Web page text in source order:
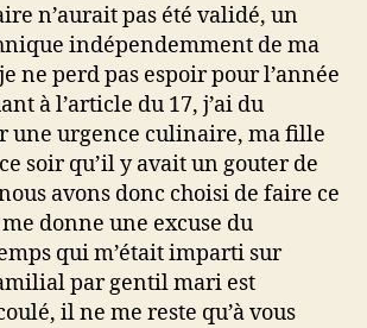
n’aurait pas été validé, un
indépendemment de ma
ne perd pas espoir pour l’année
à l’article du 17, j’ai du
une urgence culinaire, ma fille
soir qu’il y avait un gouter de
avons donc choisi de faire ce
donne une excuse du
qui m’était imparti sur
par gentil mari est
il ne me reste qu’à vous